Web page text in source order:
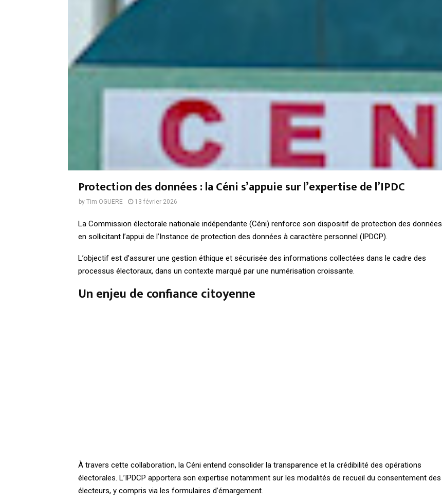
Protection des données : la Céni s’appuie sur l’expertise de l’IPDC
by Tim OGUERE 13 février 2026
La Commission électorale nationale indépendante (Céni) renforce son dispositif de protection des données
en sollicitant l’appui de l’Instance de protection des données à caractère personnel (IPDCP).
L’objectif est d’assurer une gestion éthique et sécurisée des informations collectées dans le cadre des
processus électoraux, dans un contexte marqué par une numérisation croissante.
Un enjeu de confiance citoyenne
À travers cette collaboration, la Céni entend consolider la transparence et la crédibilité des opérations
électorales. L’IPDCP apportera son expertise notamment sur les modalités de recueil du consentement des
électeurs, y compris via les formulaires d’émargement.